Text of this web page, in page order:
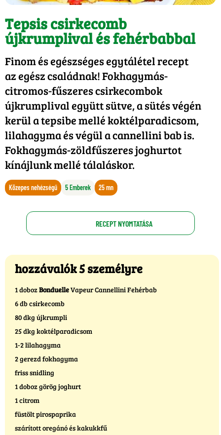
Tepsis csirkecomb
újkrumplival és fehérbabbal
Finom és egészséges egytálétel recept
az egész családnak! Fokhagymás-
citromos-fűszeres csirkecombok
újkrumplival együtt sütve, a sütés végén
kerül a tepsibe mellé koktélparadicsom,
lilahagyma és végül a cannellini bab is.
Fokhagymás-zöldfűszeres joghurtot
kínájlunk mellé tálaláskor.
Közepes nehézségű 5 Emberek 25 mn
RECEPT NYOMTATÁSA
hozzávalók 5 személyre
1 dobozBonduelleVapeur Cannellini Fehérbab
6 db csirkecomb
80 dkg újkrumpli
25 dkg koktélparadicsom
1-2 lilahagyma
2 gerezd fokhagyma
friss snidling
1 doboz görög joghurt
1 citrom
füstölt pirospaprika
szárított oregánó és kakukkfű